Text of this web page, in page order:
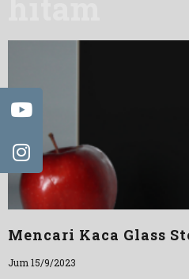
Mencari Kaca Glass
Jum 15/9/2023